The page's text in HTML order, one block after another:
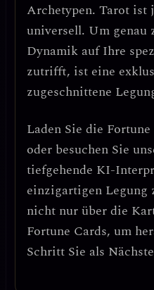
Archetypen. Tarot ist
universell. Um genau
Dynamik auf Ihre
zutrifft, ist eine
zugeschnittene
Laden Sie die
oder besuchen Sie
tiefgehende KI-
einzigartigen Legung
nicht nur über die
Fortune Cards, um
Schritt Sie als